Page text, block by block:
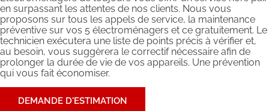
en surpassant les attentes de nos clients. Nous vous
proposons sur tous les appels de service, la maintenance
préventive sur vos 5 électroménagers et ce gratuitement. Le
technicien exécutera une liste de points précis à vérifier et,
au besoin, vous suggèrera le correctif nécessaire afin de
prolonger la durée de vie de vos appareils. Une prévention
qui vous fait économiser.
DEMANDE D'ESTIMATION